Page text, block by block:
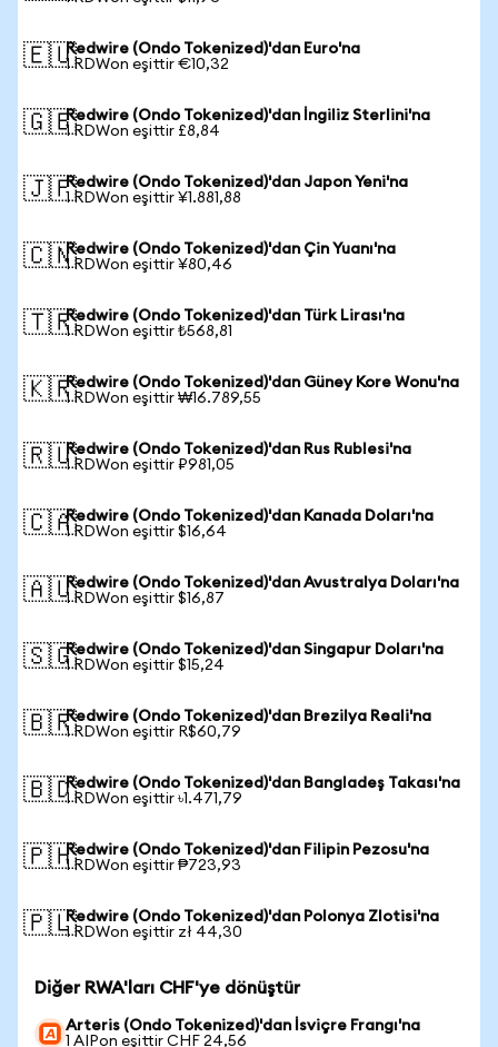
🇪🇺Redwire (Ondo Tokenized)'dan Euro'na
1 RDWon eşittir €10,32
🇬🇧Redwire (Ondo Tokenized)'dan İngiliz Sterlini'na
1 RDWon eşittir £8,84
🇯🇵Redwire (Ondo Tokenized)'dan Japon Yeni'na
1 RDWon eşittir ¥1.881,88
🇨🇳Redwire (Ondo Tokenized)'dan Çin Yuanı'na
1 RDWon eşittir ¥80,46
🇹🇷Redwire (Ondo Tokenized)'dan Türk Lirası'na
1 RDWon eşittir ₺568,81
🇰🇷Redwire (Ondo Tokenized)'dan Güney Kore Wonu'na
1 RDWon eşittir ₩16.789,55
🇷🇺Redwire (Ondo Tokenized)'dan Rus Rublesi'na
1 RDWon eşittir ₽981,05
🇨🇦Redwire (Ondo Tokenized)'dan Kanada Doları'na
1 RDWon eşittir $16,64
🇦🇺Redwire (Ondo Tokenized)'dan Avustralya Doları'na
1 RDWon eşittir $16,87
🇸🇬Redwire (Ondo Tokenized)'dan Singapur Doları'na
1 RDWon eşittir $15,24
🇧🇷Redwire (Ondo Tokenized)'dan Brezilya Reali'na
1 RDWon eşittir R$60,79
🇧🇩Redwire (Ondo Tokenized)'dan Bangladeş Takası'na
1 RDWon eşittir ৳1.471,79
🇵🇭Redwire (Ondo Tokenized)'dan Filipin Pezosu'na
1 RDWon eşittir ₱723,93
🇵🇱Redwire (Ondo Tokenized)'dan Polonya Zlotisi'na
1 RDWon eşittir zł 44,30
Diğer RWA'ları CHF'ye dönüştür
Arteris (Ondo Tokenized)'dan İsviçre Frangı'na
1 AIPon eşittir CHF 24,56